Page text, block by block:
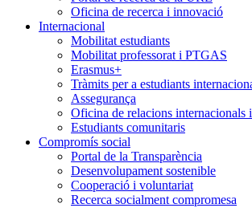
Oficina de recerca i innovació
Internacional
Mobilitat estudiants
Mobilitat professorat i PTGAS
Erasmus+
Tràmits per a estudiants
Assegurança
Oficina de relacions internacionals
Estudiants comunitaris
Compromís social
Portal de la Transparència
Desenvolupament sostenible
Cooperació i voluntariat
Recerca socialment compromesa